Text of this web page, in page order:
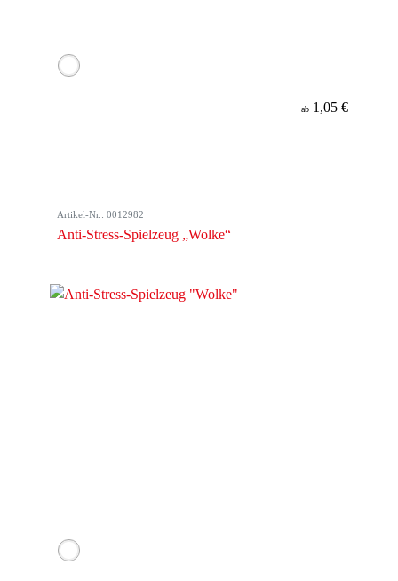
ab 1,05 €
Artikel-Nr.: 0012982
Anti-Stress-Spielzeug „Wolke“